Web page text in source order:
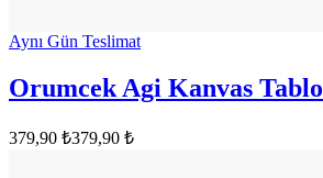
Aynı Gün Teslimat
Orumcek Agi Kanvas Tablo
379,90 ₺379,90 ₺